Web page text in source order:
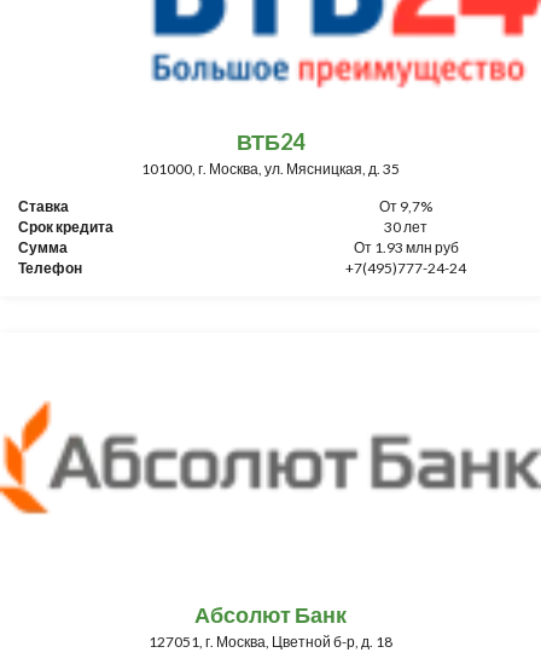
ВТБ24
101000, г. Москва, ул. Мясницкая, д. 35
Ставка
От 9,7%
Срок кредита
30 лет
Сумма
От 1.93 млн руб
Телефон
+7(495)777-24-24
Абсолют Банк
127051, г. Москва, Цветной б-р, д. 18